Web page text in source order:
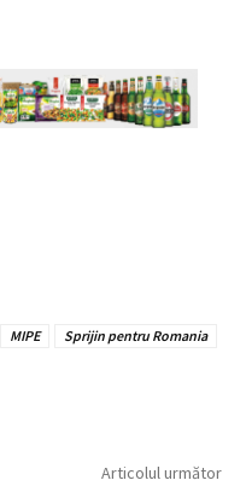
MIPE Sprijin pentru Romania
Articolul următor